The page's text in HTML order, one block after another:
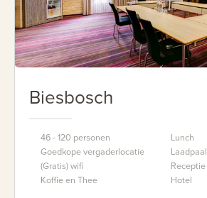
Biesbosch
46 - 120 personen
Goedkope vergaderlocatie
(Gratis) wifi
Koffie en Thee
Lunch
Laadpaal
Receptie
Hotel